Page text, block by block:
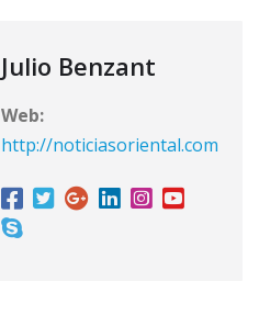
Julio Benzant
Web:
http://noticiasoriental.com